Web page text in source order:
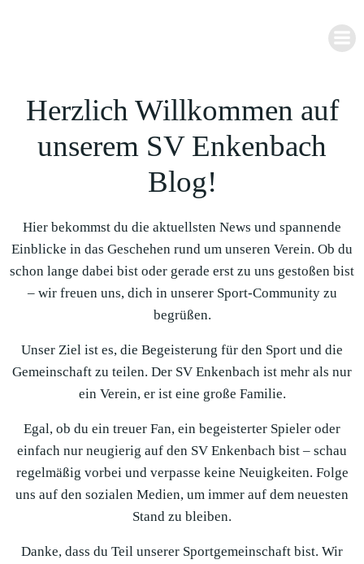
Herzlich Willkommen auf
unserem SV Enkenbach
Blog!
Hier bekommst du die aktuellsten News und spannende
Einblicke in das Geschehen rund um unseren Verein. Ob du
schon lange dabei bist oder gerade erst zu uns gestoßen bist
– wir freuen uns, dich in unserer Sport-Community zu
begrüßen.
Unser Ziel ist es, die Begeisterung für den Sport und die
Gemeinschaft zu teilen. Der SV Enkenbach ist mehr als nur
ein Verein, er ist eine große Familie.
Egal, ob du ein treuer Fan, ein begeisterter Spieler oder
einfach nur neugierig auf den SV Enkenbach bist – schau
regelmäßig vorbei und verpasse keine Neuigkeiten. Folge
uns auf den sozialen Medien, um immer auf dem neuesten
Stand zu bleiben.
Danke, dass du Teil unserer Sportgemeinschaft bist. Wir